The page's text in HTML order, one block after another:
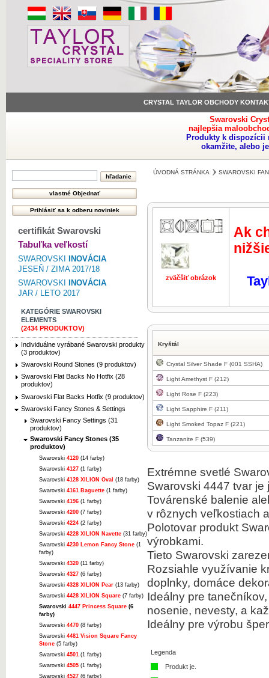
CRYSTAL TAYLOR OBCHODY
Swarovski
najlepšia
Produkty k dispozícii
okamžite, alebo
certifikát Swarovski
Tabuľka veľkostí
SWAROVSKI
INOVÁCIA
JESEŇ / ZIMA 2017/18
SWAROVSKI
INOVÁCIA
JAR / LETO 2017
KATEGÓRIE SWAROVSKI
ELEMENTS
(2434 PRODUKTOV)
Individuálne vyrábané Swarovski produkty
(3 produktov)
Swarovski Round Stones (9 produktov)
Swarovski Flat Backs No Hotfix (28
produktov)
Swarovski Flat Backs Hotfix (9 produktov)
Swarovski Fancy Stones & Settings
Swarovski Fancy Settings (31
produktov)
Swarovski Fancy Stones (35
produktov)
Swarovski 4120 (14 farby)
Swarovski 4127 (1 farby)
Swarovski 4128 XILION Oval (18 farby)
Swarovski 4161 Baguette (1 farby)
Swarovski 4196 (1 farby)
Swarovski 4200 (7 farby)
Swarovski 4224 (2 farby)
Swarovski 4228 XILION Navette (31 farby)
Swarovski 4230 Lemon Fancy Stone (1
farby)
Swarovski 4320 (11 farby)
Swarovski 4327 (6 farby)
Swarovski 4328 XILION Pear (13 farby)
Swarovski 4428 XILION Square (7 farby)
Swarovski 4447 Princess Square (6
farby)
Swarovski 4470 (8 farby)
Swarovski 4481 Vision Square Fancy
Stone (5 farby)
Swarovski 4501 (1 farby)
Swarovski 4505 (1 farby)
Swarovski 4527 (6 farby)
ÚVODNÁ STRÁNKA SWAROVSKI
zväčšiť obrázok zväčšiť
Ak
Kryštál
Crystal Silver Shade F (001 SSHA)
Light Amethyst F (212)
Light Rose F (223)
Light Sapphire F (211)
Light Smoked Topaz F (221)
Tanzanite F (539)
Extrémne svetlé
Swarovski 4447 tvar je
Továrenské balenie
v rôznych veľkostiach
Polotovar produkt
výrobkami.
Tieto Swarovski
Rozsiahle využívanie
doplnky, domáce
Ideálny pre
nosenie, nevesty, a
Ideálny pre výrobu
Legenda
Produkt je.